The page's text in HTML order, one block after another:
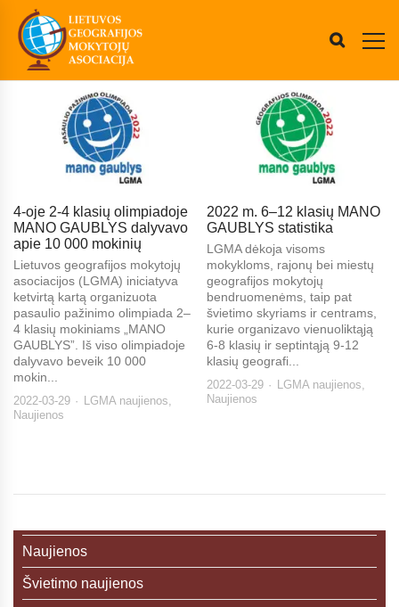
4-oje 2-4 klasių olimpiadoje
MANO GAUBLYS dalyvavo
apie 10 000 mokinių
Lietuvos geografijos mokytojų
asociacijos (LGMA) iniciatyva
ketvirtą kartą organizuota
pasaulio pažinimo olimpiada 2–
4 klasių mokiniams „MANO
GAUBLYS”. Iš viso olimpiadoje
dalyvavo beveik 10 000
mokin...
2022-03-29 LGMA naujienos,
Naujienos
2022 m. 6–12 klasių MANO
GAUBLYS statistika
LGMA dėkoja visoms
mokykloms, rajonų bei miestų
geografijos mokytojų
bendruomenėms, taip pat
švietimo skyriams ir centrams,
kurie organizavo vienuoliktąją
6-8 klasių ir septintąją 9-12
klasių geografi...
2022-03-29 LGMA naujienos,
Naujienos
Naujienos
Švietimo naujienos